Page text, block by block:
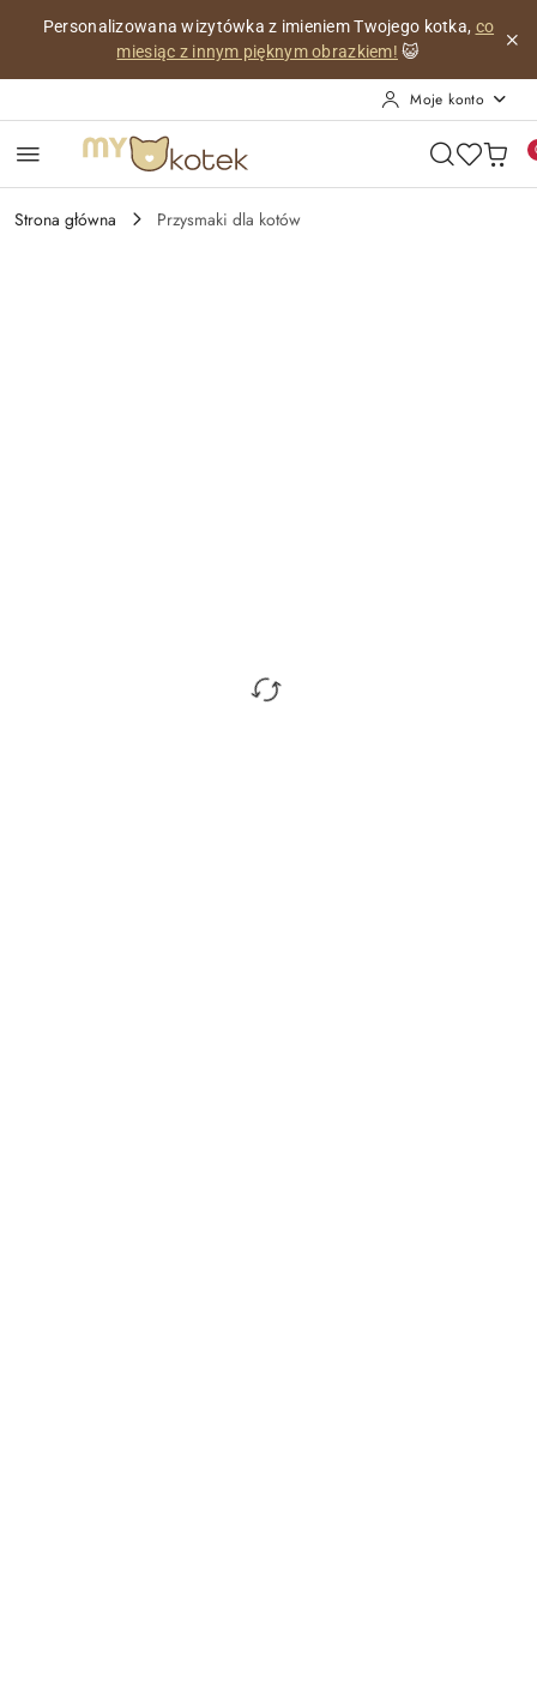
Przejdź do treści głównej
Przejdź do wyszukiwarki
Przejdź do moje konto
Przejdź do menu głównego
Przejdź do opisu produktu
Przejdź do stopki
Personalizowana wizytówka z imieniem Twojego kotka, co
miesiąc z innym pięknym obrazkiem! 😺
Moje konto
Strona główna Przysmaki dla kotów